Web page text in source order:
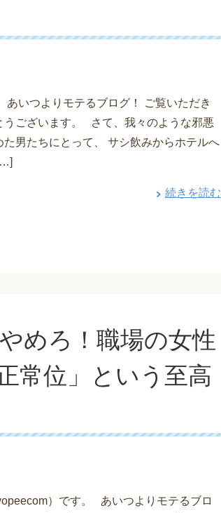
いつよりモテるブログ！ ご覧いただき
うございます。 さて、我々のような邪悪
た男たちにとって、 サシ飲みからホテルへ
続きを読む
めろ！職場の女性
常位」という至高
）です。 あいつよりモテるブロ